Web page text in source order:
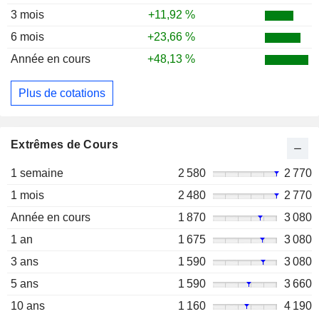
3 mois
+11,92 %
6 mois
+23,66 %
Année en cours
+48,13 %
Plus de cotations
Extrêmes de Cours
1 semaine 2 580
2 770
1 mois
2 480
2 770
Année en cours
1 870
3 080
1 an
1 675
3 080
3 ans
1 590
3 080
5 ans
1 590
3 660
10 ans
1 160 4 190